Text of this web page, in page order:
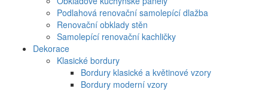
Podlahová renovační samolepící dlažba
Renovační obklady stěn
Samolepící renovační kachličky
Dekorace
Klasické bordury
Bordury klasické a květinové vzory
Bordury moderní vzory